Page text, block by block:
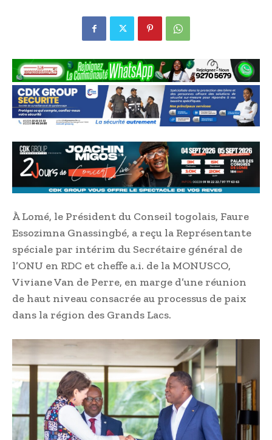
À Lomé, le Président du Conseil togolais, Faure
Essozimna Gnassingbé, a reçu la Représentante
spéciale par intérim du Secrétaire général de
l’ONU en RDC et cheffe a.i. de la MONUSCO,
Viviane Van de Perre, en marge d’une réunion
de haut niveau consacrée au processus de paix
dans la région des Grands Lacs.